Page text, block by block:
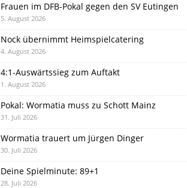
Frauen im DFB-Pokal gegen den SV Eutingen
5. August 2026
Nock übernimmt Heimspielcatering
4. August 2026
4:1-Auswärtssieg zum Auftakt
1. August 2026
Pokal: Wormatia muss zu Schott Mainz
31. Juli 2026
Wormatia trauert um Jürgen Dinger
30. Juli 2026
Deine Spielminute: 89+1
28. Juli 2026